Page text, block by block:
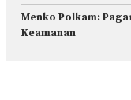
Menko Polkam:
Keamanan